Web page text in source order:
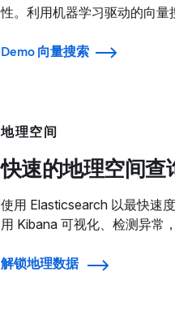
性。利用机器学习驱动的向量
Demo 向量搜索
地理空间
快速的地理空间查
使用 Elasticsearch 以最快速
用 Kibana 可视化、检测异常
解锁地理数据